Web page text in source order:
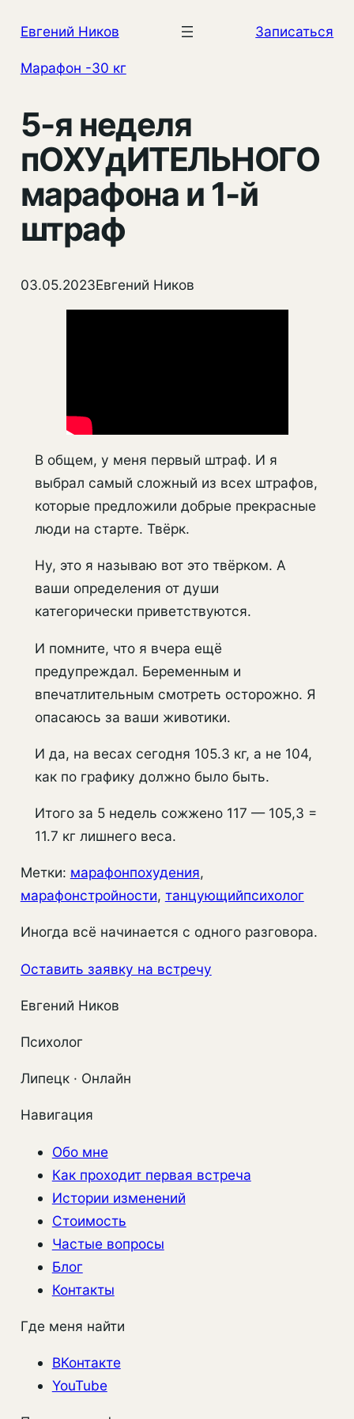
содержимому
Евгений Ников Записаться
Марафон -30 кг
5-я неделя
пОХУдИТЕЛЬНОГО
марафона и 1-й
штраф
03.05.2023Евгений Ников
В общем, у меня первый штраф. И я
выбрал самый сложный из всех штрафов,
которые предложили добрые прекрасные
люди на старте. Твёрк.
Ну, это я называю вот это твёрком. А
ваши определения от души
категорически приветствуются.
И помните, что я вчера ещё
предупреждал. Беременным и
впечатлительным смотреть осторожно. Я
опасаюсь за ваши животики.
И да, на весах сегодня 105.3 кг, а не 104,
как по графику должно было быть.
Итого за 5 недель сожжено 117 — 105,3 =
11.7 кг лишнего веса.
Метки: марафонпохудения
марафонстройности, танцующийпсихолог
Иногда всё начинается с одного разговора.
Оставить заявку на встречу
Евгений Ников
Психолог
Липецк · Онлайн
Навигация
Обо мне
Как проходит первая встреча
Истории изменений
Стоимость
Частые вопросы
Блог
Контакты
Где меня найти
ВКонтакте
YouTube